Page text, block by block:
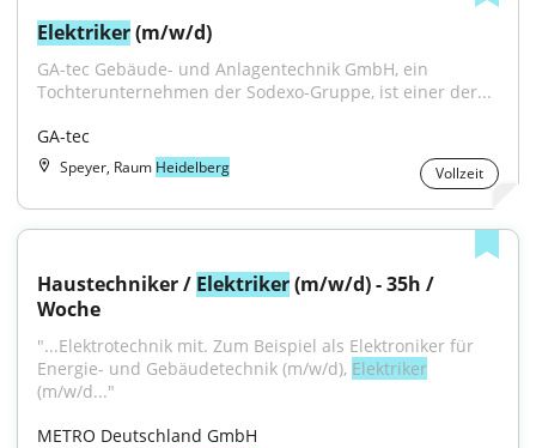
Elektriker (m/w/d)
GA-tec Gebäude- und Anlagentechnik GmbH, ein
Tochterunternehmen der Sodexo-Gruppe, ist einer der...
GA-tec
Speyer, Raum Heidelberg Vollzeit
Haustechniker / Elektriker (m/w/d) - 35h /
Woche
"...Elektrotechnik mit. Zum Beispiel als Elektroniker für
Energie- und Gebäudetechnik (m/w/d), Elektriker
(m/w/d..."
METRO Deutschland GmbH